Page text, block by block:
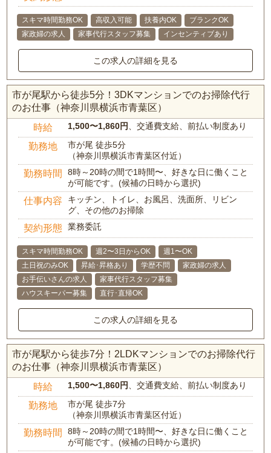
スキマ時間勤務OK 高収入可能 扶養内OK
ブランクOK
家政婦の求人
家事代行スタッフ募集 インセンティブあり
この求人の詳細を見る
市が尾駅から徒歩5分！3DKマンションでのお掃除代行
のお仕事（神奈川県横浜市青葉区）
時給 1,500〜1,860円、交通費支給、前払い制度あり
勤務地
市が尾 徒歩5分
（神奈川県横浜市青葉区付近）
勤務時間
8時～20時の間で1時間〜、好きな日に働くこと
が可能です。(候補の日時から選択)
仕事内容
キッチン、トイレ、お風呂、洗面所、リビン
グ、その他のお掃除
契約形態 業務委託
スキマ時間勤務OK 週2〜3日からOK
週1〜OK
土日祝のみOK
昇給･昇格あり 学歴不問
家政婦の求人
お手伝いさんの求人
家事代行スタッフ募集
ハウスキーパー募集
直行･直帰OK
この求人の詳細を見る
市が尾駅から徒歩7分！2LDKマンションでのお掃除代行
のお仕事（神奈川県横浜市青葉区）
時給 1,500〜1,860円、交通費支給、前払い制度あり
勤務地
市が尾 徒歩7分
（神奈川県横浜市青葉区付近）
勤務時間
8時～20時の間で1時間〜、好きな日に働くこと
が可能です。(候補の日時から選択)